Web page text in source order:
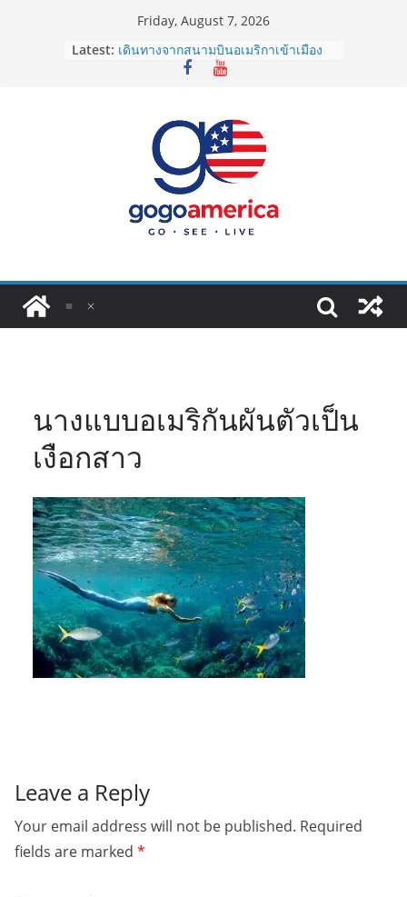
Friday, August 7, 2026
Latest: เดินทางจากสนามบินอเมริกาเข้าเมือง
2026: LAX, JFK, SFO ไปยังไงดี?
ประเทศต้องรู้
ซิมการ์ดอเมริกา 2026: ใช้ยี่ห้อไหนดี
ที่สุด? เปรียบเทียบครบจบในบทความ
โอนเงินจากอเมริกากลับไทย ใช้วิธีไหน
ประหยัดและคุ้มที่สุดในปี 2026?
VPN สำหรับใช้ในอเมริกา 2026: ตัว
นางแบบอเมริกันผันตัวเป็น
เงือกสาว
Leave a Reply
Your email address will not be published. Required
fields are marked *